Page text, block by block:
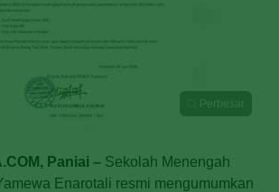
Perbesar
Paniai – Sekolah Menengah
Enarotali resmi mengumumkan